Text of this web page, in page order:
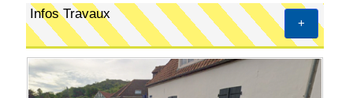
+
Infos Travaux